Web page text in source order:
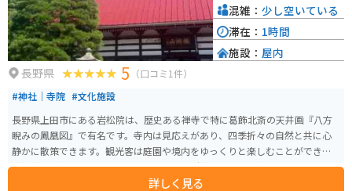
長野県 5 （口コミ1件）
#神社｜寺院 #文化施設
長野県上田市にある岩松院は、歴史ある禅寺で特に葛飾北斎の天井画『八方
睨みの鳳凰図』で有名です。寺内は見応えがあり、四季折々の自然と共に心
静かに散策できます。観光客は庭園や境内をゆっくりと楽しむことができ、写
真撮影も人気です。 バイクで訪れる場合、駐車スペースが限られているため
混雑時は注意が必要。春から秋にかけてはツーリングコースとしても適して
詳しく見る
混雑： 少し空いている
滞在： 1時間
施設： 屋内